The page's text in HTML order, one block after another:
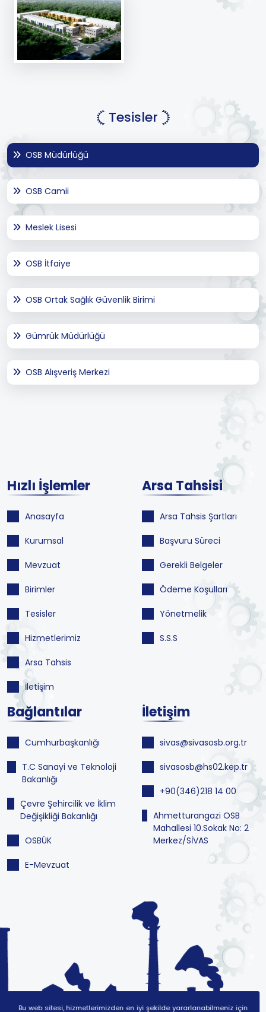
Tesisler
OSB Müdürlüğü
OSB Camii
Meslek Lisesi
OSB İtfaiye
OSB Ortak Sağlık Güvenlik Birimi
Gümrük Müdürlüğü
OSB Alışveriş Merkezi
Hızlı İşlemler
Anasayfa
Kurumsal
Mevzuat
Birimler
Tesisler
Hizmetlerimiz
Arsa Tahsis
İletişim
Arsa Tahsisi
Arsa Tahsis Şartları
Başvuru Süreci
Gerekli Belgeler
Ödeme Koşulları
Yönetmelik
S.S.S
Bağlantılar
Cumhurbaşkanlığı
T.C Sanayi ve Teknoloji
Bakanlığı
Çevre Şehircilik ve İklim
Değişikliği Bakanlığı
OSBÜK
E-Mevzuat
İletişim
sivas@sivasosb.org.tr
sivasosb@hs02.kep.tr
+90(346)218 14 00
Ahmetturangazi OSB
Mahallesi 10.Sokak No: 2
Merkez/SİVAS
Bu web sitesi, hizmetlerimizden en iyi şekilde yararlanabilmeniz için